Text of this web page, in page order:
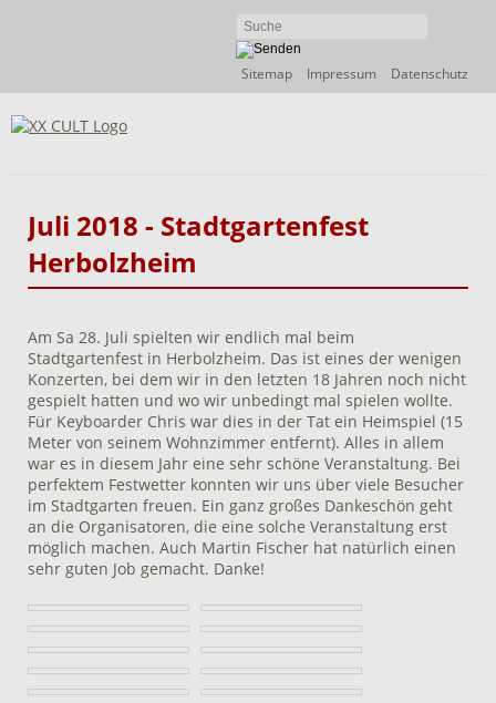
Navigation
Sitemap Impressum Datenschutz
Juli 2018 - Stadtgartenfest
Herbolzheim
Am Sa 28. Juli spielten wir endlich mal beim
Stadtgartenfest in Herbolzheim. Das ist eines der wenigen
Konzerten, bei dem wir in den letzten 18 Jahren noch nicht
gespielt hatten und wo wir unbedingt mal spielen wollte.
Für Keyboarder Chris war dies in der Tat ein Heimspiel (15
Meter von seinem Wohnzimmer entfernt). Alles in allem
war es in diesem Jahr eine sehr schöne Veranstaltung. Bei
perfektem Festwetter konnten wir uns über viele Besucher
im Stadtgarten freuen. Ein ganz großes Dankeschön geht
an die Organisatoren, die eine solche Veranstaltung erst
möglich machen. Auch Martin Fischer hat natürlich einen
sehr guten Job gemacht. Danke!